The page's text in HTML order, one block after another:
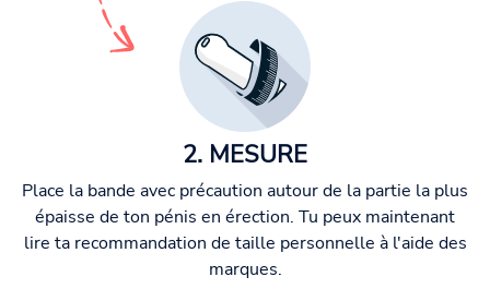
2. MESURE
Place la bande avec précaution autour de la partie la plus
épaisse de ton pénis en érection. Tu peux maintenant
lire ta recommandation de taille personnelle à l'aide des
marques.